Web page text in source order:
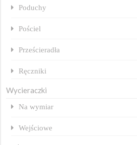
Poduchy
Pościel
Prześcieradła
Ręczniki
Wycieraczki
Na wymiar
Wejściowe